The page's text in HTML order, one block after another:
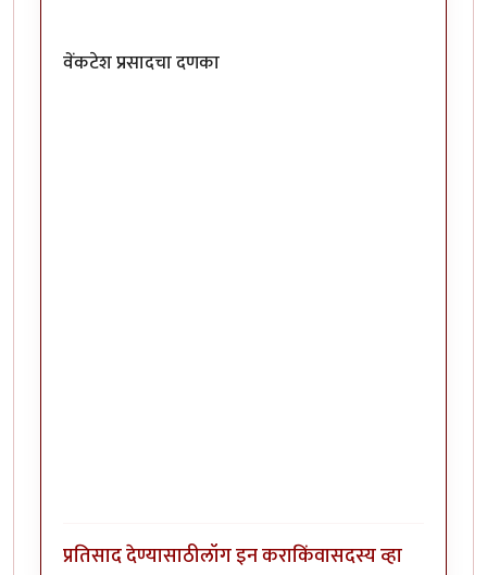
वेंकटेश प्रसादचा दणका
प्रतिसाद देण्यासाठीलॉग इन कराकिंवासदस्य व्हा